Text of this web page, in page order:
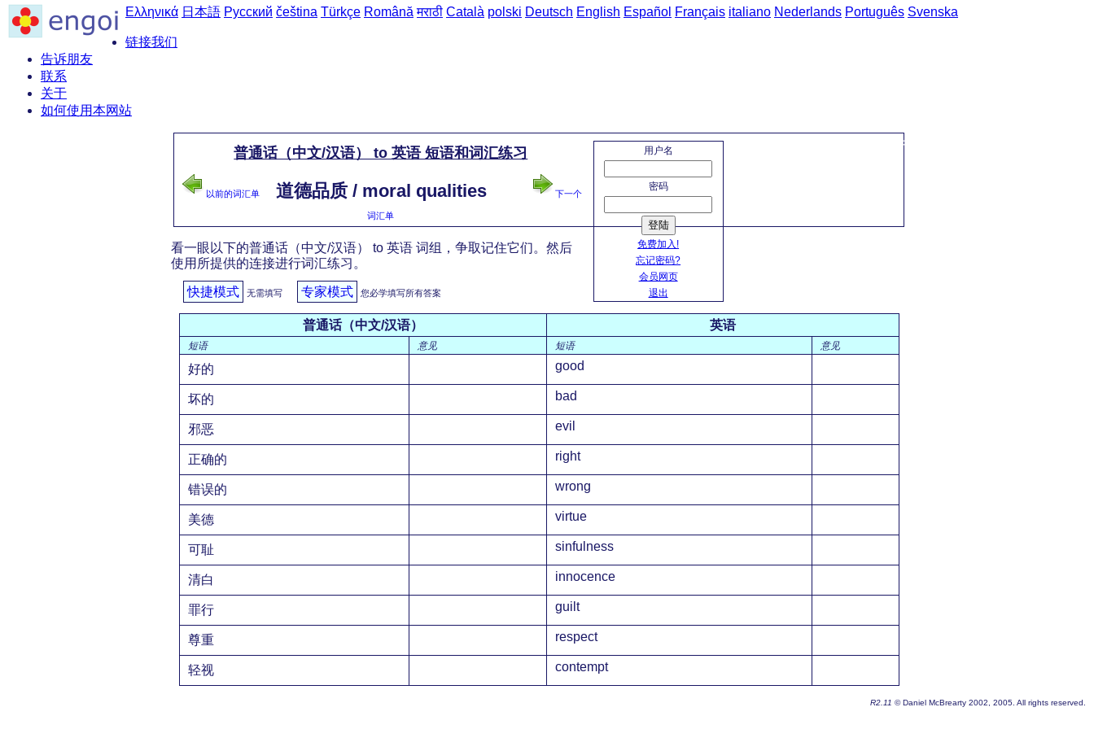
Ελληνικά 日本語 Русский čeština Türkçe Română मराठी Català polski Deutsch English Español Français italiano Nederlands Português Svenska
链接我们
告诉朋友
联系
关于
如何使用本网站
->
用户名
密码
登陆
免费加入!
忘记密码?
会员网页
退出
普通话（中文/汉语） to 英语 短语和词汇练习
以前的词汇单 道德品质 / moral qualities 下一个
词汇单
看一眼以下的普通话（中文/汉语） to 英语 词组，争取记住它们。然后
使用所提供的连接进行词汇练习。
快捷模式 无需填写 专家模式 您必学填写所有答案
普通话（中文/汉语） 英语
短语 意见 短语 意见
好的 good
坏的 bad
邪恶 evil
正确的 right
错误的 wrong
美德 virtue
可耻 sinfulness
清白 innocence
罪行 guilt
尊重 respect
轻视 contempt
R2.11 © Daniel McBrearty 2002, 2005. All rights reserved.